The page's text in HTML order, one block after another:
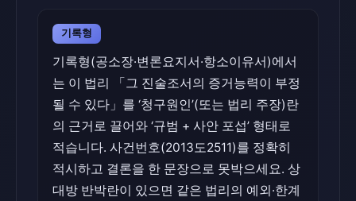
기록형
기록형(공소장·변론요지서·항소이유서)에서
는 이 법리 「그 진술조서의 증거능력이 부정
될 수 있다」를 ‘청구원인’(또는 법리 주장)란
의 근거로 끌어와 ‘규범 + 사안 포섭’ 형태로
적습니다. 사건번호(2013도2511)를 정확히
적시하고 결론을 한 문장으로 못박으세요. 상
대방 반박란이 있으면 같은 법리의 예외·한계